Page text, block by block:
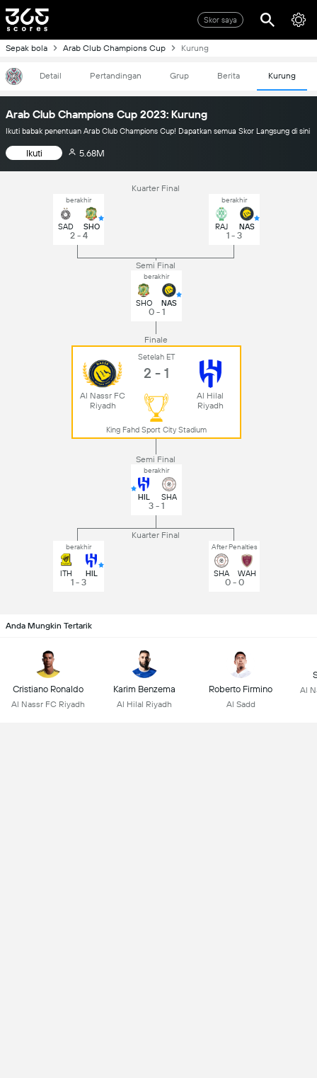
Skor saya
Sepak bola Arab Club Champions Cup Kurung
Detail Pertandingan Grup Berita Kurung
Arab Club Champions Cup 2023: Kurung
Ikuti babak penentuan Arab Club Champions Cup! Dapatkan semua Skor Langsung di sini
Ikuti 5.68M
Kuarter Final
berakhir
SAD SHO
2 - 4
berakhir
RAJ NAS
1 - 3
Semi Final
berakhir
SHO NAS
0 - 1
Finale
Al Nassr FC
Riyadh
Setelah ET
2 - 1
Al Hilal
Riyadh
King Fahd Sport City Stadium
Kuarter Final
berakhir
ITH HIL
1 - 3
After Penalties
SHA WAH
0 - 0
Semi Final
berakhir
HIL SHA
3 - 1
Anda Mungkin Tertarik
Cristiano Ronaldo
Al Nassr FC Riyadh
Karim Benzema
Al Hilal Riyadh
Roberto Firmino
Al Sadd
Al